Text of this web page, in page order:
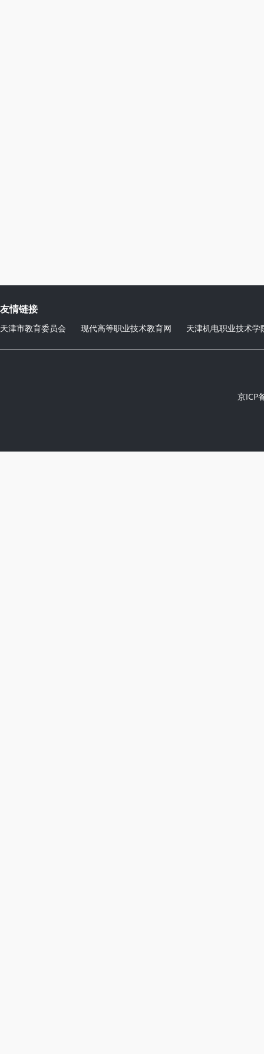
友情链接
天津市教育委员会 现代高等职业技术教育网 天津机电职业技术学
京ICP